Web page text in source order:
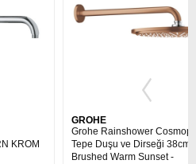
Grohe Rainshower Cosmopolitan
Tepe Duşu ve Dirseği 38cm
Brushed Warm Sunset -